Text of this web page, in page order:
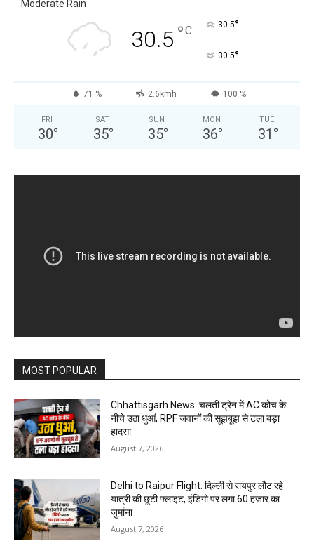
Moderate Rain
30.5 °C 30.5°
30.5°
71 % 2.6kmh 100 %
FRI
30°
SAT
35°
SUN
35°
MON
36°
TUE
31 °
MOST POPULAR
Chhattisgarh News: चलती ट्रेन में AC कोच के
नीचे उठा धुआं, RPF जवानों की सूझबूझ से टला बड़ा
हादसा
August 7, 2026
Delhi to Raipur Flight: दिल्ली से रायपुर लौट रहे
यात्री की छूटी फ्लाइट, इंडिगो पर लगा 60 हजार का
जुर्माना
August 7, 2026